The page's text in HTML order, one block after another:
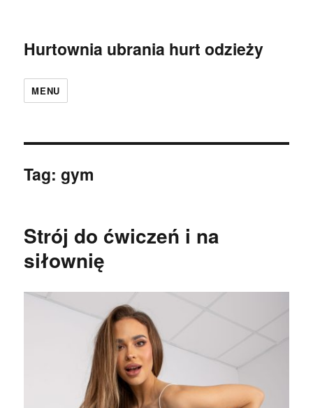
Hurtownia ubrania hurt odzieży
MENU
Tag:gym
Strój do ćwiczeń i na
siłownię